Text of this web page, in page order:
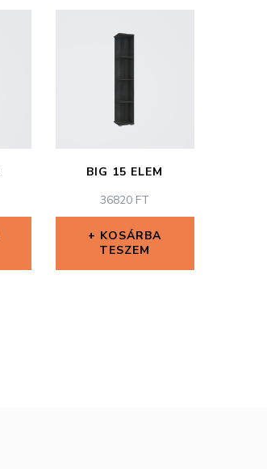
BIG 15 ELEM
36820 FT
KOSÁRBA
TESZEM